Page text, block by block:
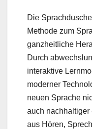
Die
Methode zum
ganzheitliche
Durch
interaktive
moderner
neuen Sprache
auch nachhaltiger
aus Hören,